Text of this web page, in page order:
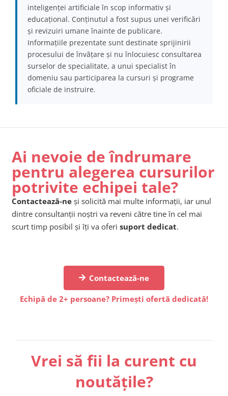
inteligenței artificiale în scop informativ și
educațional. Conținutul a fost supus unei verificări
și revizuiri umane înainte de publicare.
Informațiile prezentate sunt destinate sprijinirii
procesului de învățare și nu înlocuiesc consultarea
surselor de specialitate, a unui specialist în
domeniu sau participarea la cursuri și programe
oficiale de instruire.
Ai nevoie de îndrumare
pentru alegerea cursurilor
potrivite echipei tale?
Contactează-ne și solicită mai multe informații, iar unul
dintre consultanții noștri va reveni către tine în cel mai
scurt timp posibil și îți va oferi suport dedicat.
Contactează-ne
Echipă de 2+ persoane? Primești ofertă dedicată!
Vrei să fii la curent cu
noutățile?